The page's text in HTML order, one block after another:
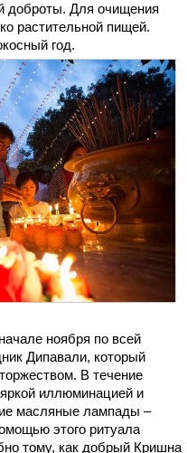
доброты. Для очищения
растительной пищей.
год.
ноября по всей
Дипавали, который
В течение
иллюминацией и
масляные лампады –
этого ритуала
тому, как добрый Кришна